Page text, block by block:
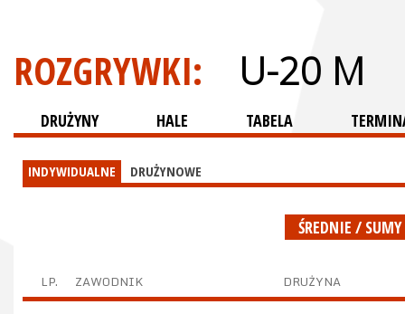
ROZGRYWKI: U-20 M
DRUŻYNY HALE TABELA
INDYWIDUALNE DRUŻYNOWE
ŚREDNIE / SUMY
LP. ZAWODNIK DRUŻYNA